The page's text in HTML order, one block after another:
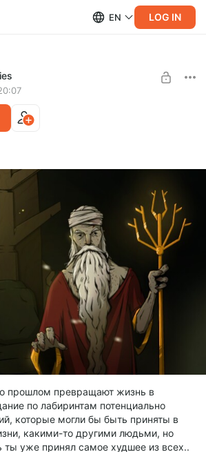
EN LOG IN
прошлом превращают жизнь в
по лабиринтам потенциально
которые могли бы быть приняты в
какими-то другими людьми, но
ты уже принял самое худшее из всех..